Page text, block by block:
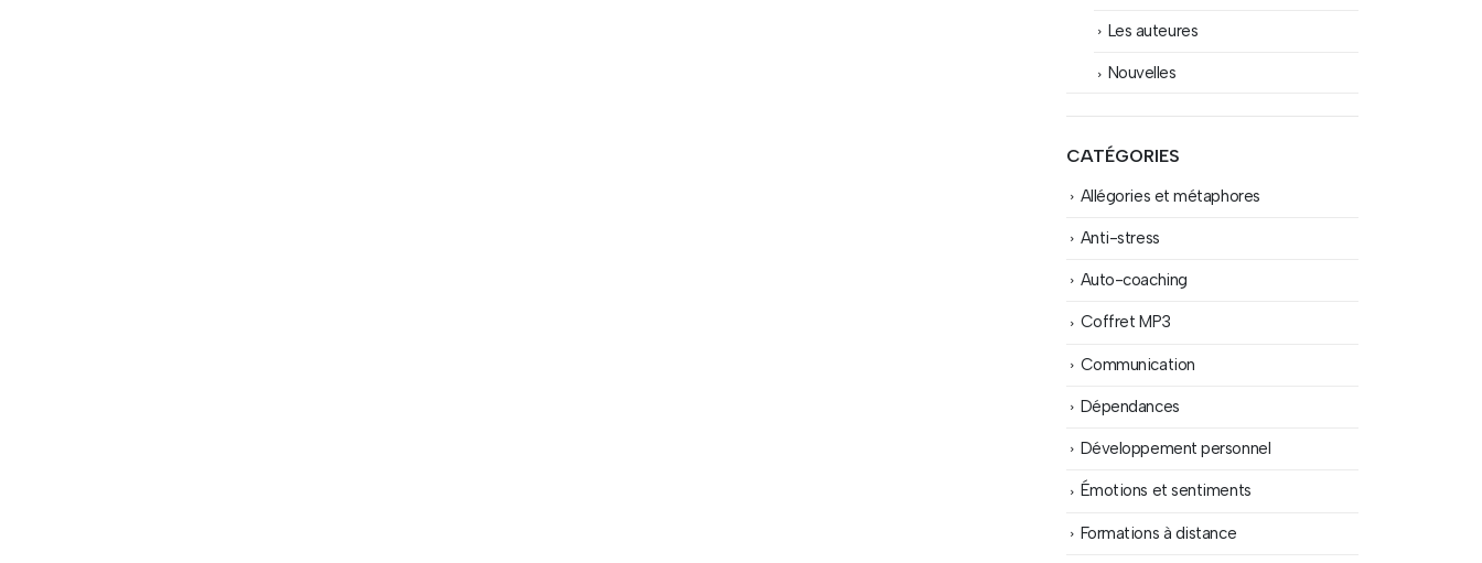
Les auteures
Nouvelles
CATÉGORIES
Allégories et métaphores
Anti-stress
Auto-coaching
Coffret MP3
Communication
Dépendances
Développement personnel
Émotions et sentiments
Formations à distance